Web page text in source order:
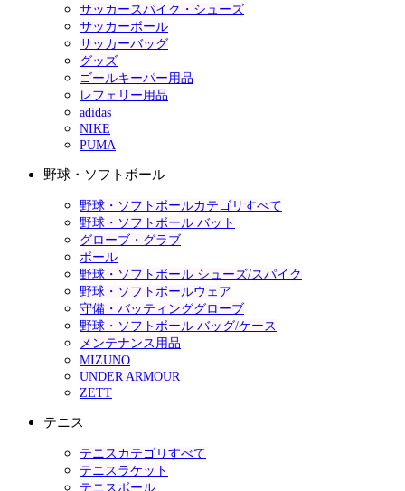
サッカースパイク・シューズ
サッカーボール
サッカーバッグ
グッズ
ゴールキーパー用品
レフェリー用品
adidas
NIKE
PUMA
野球・ソフトボール
野球・ソフトボールカテゴリすべて
野球・ソフトボール バット
グローブ・グラブ
ボール
野球・ソフトボール シューズ/スパイク
野球・ソフトボールウェア
守備・バッティンググローブ
野球・ソフトボール バッグ/ケース
メンテナンス用品
MIZUNO
UNDER ARMOUR
ZETT
テニス
テニスカテゴリすべて
テニスラケット
テニスボール